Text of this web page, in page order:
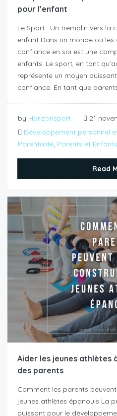
pour l’enfant
Le Sport : Un tremplin vers la
enfant Dans un monde où les
confiance en soi est une
enfants. Le sport, en tant
représente un moyen
confiance. En tant que
by Horizonsport
21
Développement personnel
Parentalité, Parents et Enfants
Read
Aider les jeunes athlètes
des parents
Comment les parents
jeunes athlètes épanouis La
puissant pour le